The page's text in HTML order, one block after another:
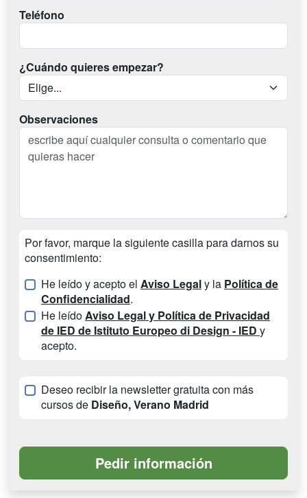
Teléfono
¿Cuándo quieres empezar?
Observaciones
Por favor, marque la siguiente casilla para darnos su
consentimiento:
He leído y acepto el Aviso Legaly la Política de
Confidencialidad.
He leídoAviso Legal y Política de Privacidad
de IED de Istituto Europeo di Design - IED y
acepto.
Deseo recibir la newsletter gratuita con más
cursos de Diseño, Verano Madrid